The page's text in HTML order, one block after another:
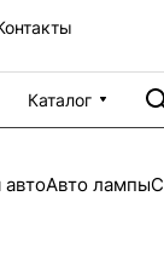
Каталог
Авто лампы